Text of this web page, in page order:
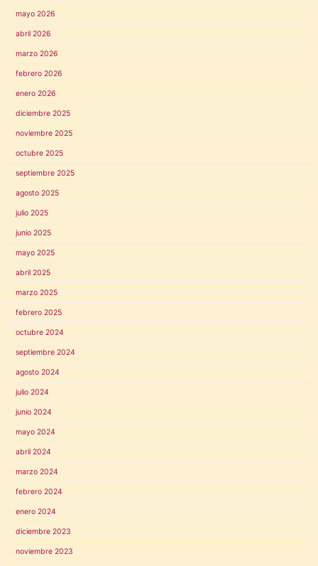
mayo 2026
abril 2026
marzo 2026
febrero 2026
enero 2026
diciembre 2025
noviembre 2025
octubre 2025
septiembre 2025
agosto 2025
julio 2025
junio 2025
mayo 2025
abril 2025
marzo 2025
febrero 2025
octubre 2024
septiembre 2024
agosto 2024
julio 2024
junio 2024
mayo 2024
abril 2024
marzo 2024
febrero 2024
enero 2024
diciembre 2023
noviembre 2023